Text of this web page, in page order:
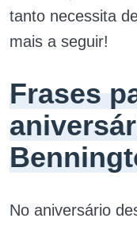
tanto necessita
mais a seguir!
Frases
No aniversário